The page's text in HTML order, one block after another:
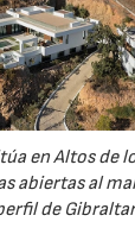
en Altos de
abiertas al
de